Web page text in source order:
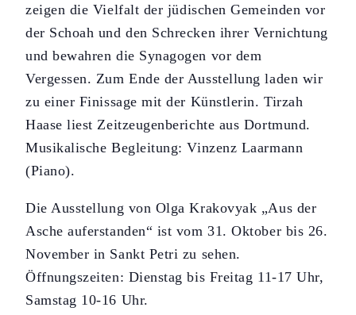
zeigen die Vielfalt der jüdischen Gemeinden vor
der Schoah und den Schrecken ihrer Vernichtung
und bewahren die Synagogen vor dem
Vergessen. Zum Ende der Ausstellung laden wir
zu einer Finissage mit der Künstlerin. Tirzah
Haase liest Zeitzeugenberichte aus Dortmund.
Musikalische Begleitung: Vinzenz Laarmann
(Piano).
Die Ausstellung von Olga Krakovyak „Aus der
Asche auferstanden“ ist vom 31. Oktober bis 26.
November in Sankt Petri zu sehen.
Öffnungszeiten: Dienstag bis Freitag 11-17 Uhr,
Samstag 10-16 Uhr.